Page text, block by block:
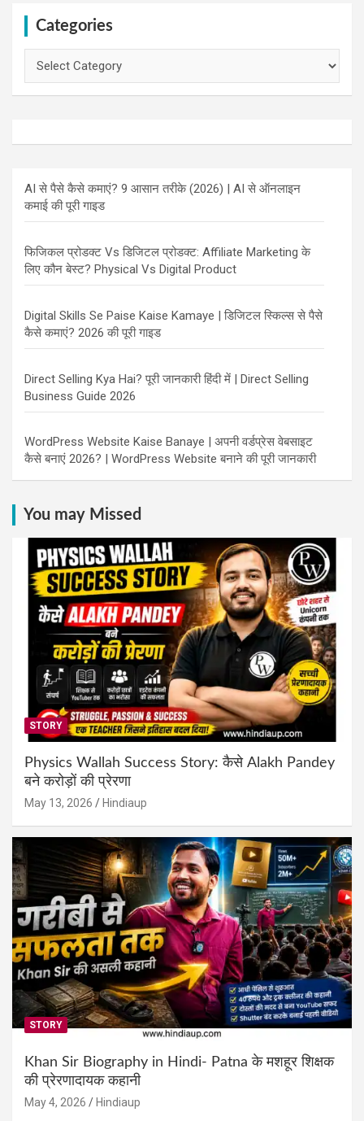
Categories
AI से पैसे कैसे कमाएं? 9 आसान तरीके (2026) | AI से ऑनलाइन
कमाई की पूरी गाइड
फिजिकल प्रोडक्ट Vs डिजिटल प्रोडक्ट: Affiliate Marketing के
लिए कौन बेस्ट? Physical Vs Digital Product
Digital Skills Se Paise Kaise Kamaye | डिजिटल स्किल्स से पैसे
कैसे कमाएं? 2026 की पूरी गाइड
Direct Selling Kya Hai? पूरी जानकारी हिंदी में | Direct Selling
Business Guide 2026
WordPress Website Kaise Banaye | अपनी वर्डप्रेस वेबसाइट
कैसे बनाएं 2026? | WordPress Website बनाने की पूरी जानकारी
You may Missed
STORY
Physics Wallah Success Story: कैसे Alakh Pandey
बने करोड़ों की प्रेरणा
May 13, 2026 Hindiaup
STORY
Khan Sir Biography in Hindi- Patna के मशहूर शिक्षक
की प्रेरणादायक कहानी
May 4, 2026 Hindiaup